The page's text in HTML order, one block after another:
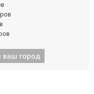
ваш город